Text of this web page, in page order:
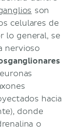
son
celulares de
lo general, se
nervioso
hacia
donde
o